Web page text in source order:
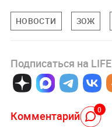
НОВОСТИ ЗОЖ
Подписаться на LIFE
Комментарий 0